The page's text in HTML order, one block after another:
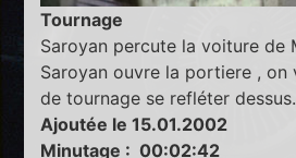
Tournage
Saroyan percute la voiture de
Saroyan ouvre la portiere , on
de tournage se refléter dessus.
Ajoutée le 15.01.2002
Minutage : 00:02:42